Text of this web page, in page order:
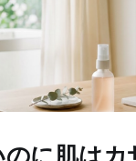
のに肌は